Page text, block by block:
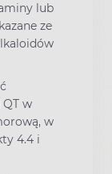
lub
ze
w
w
4.4 i